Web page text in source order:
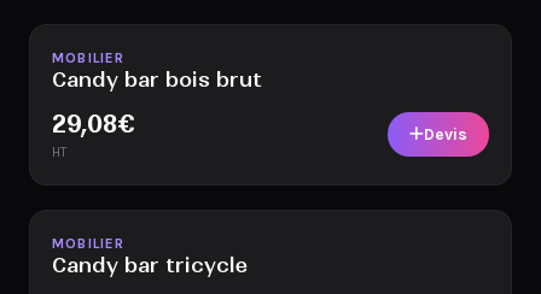
Disponible
MOBILIER
Candy bar bois brut
29,08€
HT
Devis
Disponible
MOBILIER
Candy bar tricycle